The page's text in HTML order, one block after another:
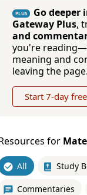
PLUS Go deeper
Gateway Plus,
and
you're
meaning and
leaving the page.
Start 7-day
for
All Study
Commentaries